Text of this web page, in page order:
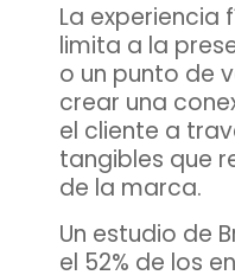
La experiencia
limita a la
o un punto de
crear una
el cliente a
tangibles que
de la marca.
Un estudio de
el 52% de los